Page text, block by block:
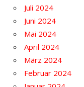
Juli 2024
Juni 2024
Mai 2024
April 2024
März 2024
Februar 2024